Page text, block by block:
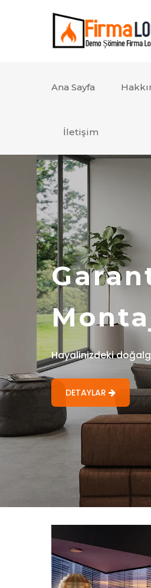
Ana Sayfa
İletişim
Hayalinizdeki
DETAYLAR